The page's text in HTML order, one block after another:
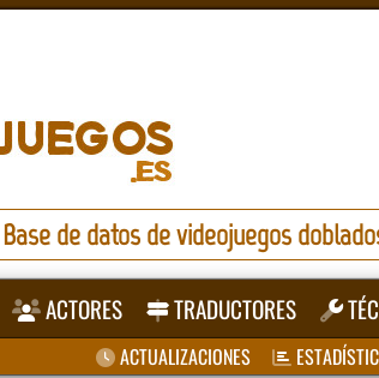
Base de datos de videojuegos
ACTORES TRADUCTORES
ACTUALIZACIONES